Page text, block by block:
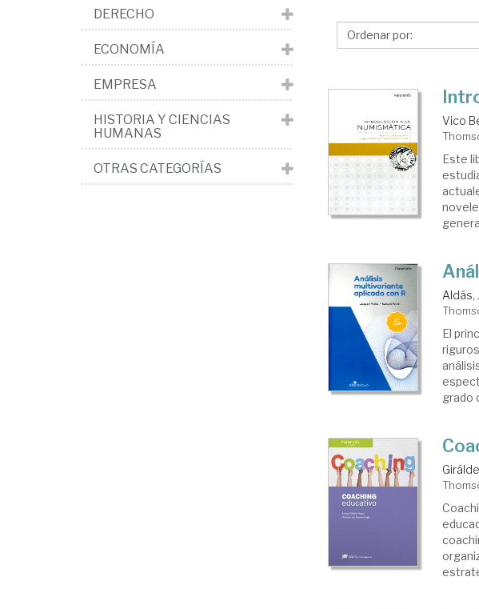
Thomson
Vico
Este
Aldás,
El
grado
DERECHO
ECONOMÍA
EMPRESA
HISTORIA Y CIENCIAS
HUMANAS
OTRAS CATEGORÍAS